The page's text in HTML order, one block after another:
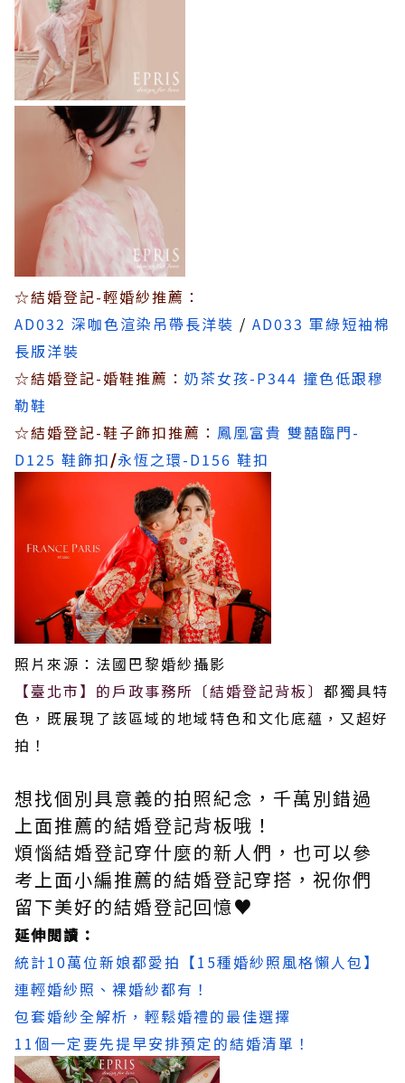
☆結婚登記-輕婚紗推薦：
AD032 深咖色渲染吊帶長洋裝 / AD033 軍綠短袖棉
長版洋裝
☆結婚登記-婚鞋推薦： 奶茶女孩-P344 撞色低跟穆
勒鞋
☆結婚登記-鞋子飾扣推薦： 鳳凰富貴 雙囍臨門-
D125 鞋飾扣/永恆之環-D156 鞋扣
照片來源：法國巴黎婚紗攝影
【臺北市】的戶政事務所〔結婚登記背板〕 都獨具特
色，既展現了該區域的地域特色和文化底蘊，又超好
拍！
想找個別具意義的拍照紀念，千萬別錯過
上面推薦的結婚登記背板哦！
煩惱結婚登記穿什麼的新人們，也可以參
考上面小編推薦的結婚登記穿搭，祝你們
留下美好的結婚登記回憶♥
延伸閱讀：
統計10萬位新娘都愛拍【15種婚紗照風格懶人包】
連輕婚紗照、裸婚紗都有！
包套婚紗全解析，輕鬆婚禮的最佳選擇
11個一定要先提早安排預定的結婚清單！